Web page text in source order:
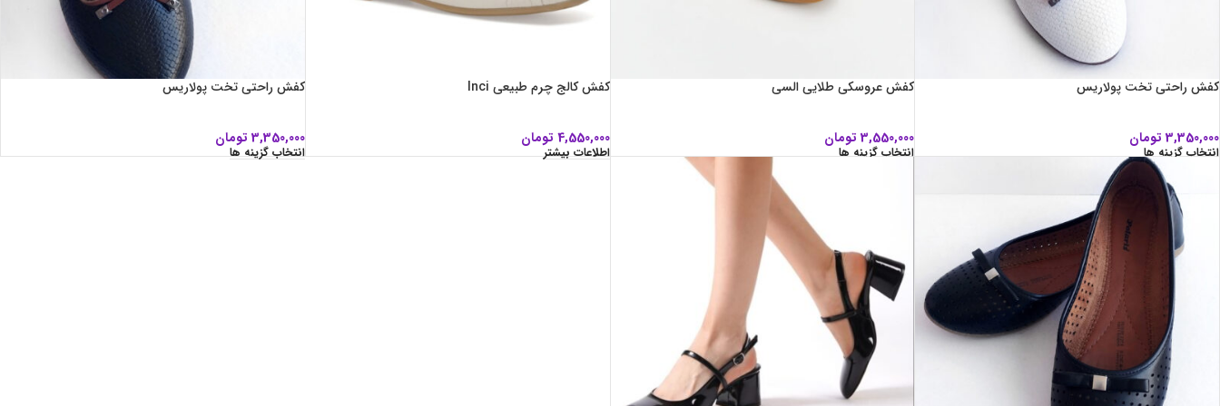
کفش راحتی تخت پولاریس
3,350,000 تومان
انتخاب گزینه ها
کفش عروسکی طلایی السی
3,550,000 تومان
انتخاب گزینه ها
کفش کالج چرم طبیعی Inci
4,550,000 تومان
اطلاعات بیشتر
کفش راحتی تخت پولاریس
3,350,000 تومان
انتخاب گزینه ها